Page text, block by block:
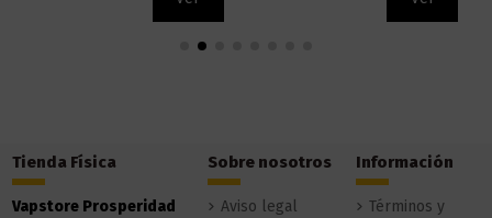
Tienda Física
Vapstore Prosperidad
Sobre nosotros
Aviso legal
Información
Términos y